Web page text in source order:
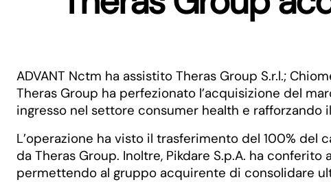
ADVANT Nctm ha assistito Theras Group S.r.l.;
Theras Group ha perfezionato l’acquisizione del
ingresso nel settore consumer health e
L’operazione ha visto il trasferimento del 100% del
da Theras Group. Inoltre, Pikdare S.p.A. ha
permettendo al gruppo acquirente di consolidare